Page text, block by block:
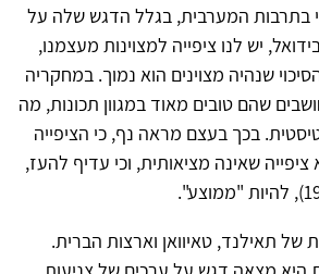
בתרבות המערבית, בגלל הדגש שלה על
יש לנו ציפייה למצוינות מעצמנו,
שנהיה מצוינים הוא נמוך. במחקריה
שהם טובים מאוד במגוון תכונות, מה
בכך בעצם מראה נף, כי הציפייה
שאינה מציאותית, וכי עדיף להעז,
של תאילנד, טאיוואן וארצות הברית.